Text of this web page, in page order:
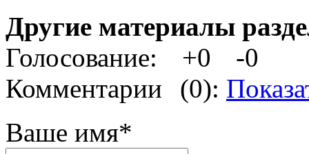
Другие материалы
Голосование:
+0
-0
Комментарии
(0):
Ваше имя*